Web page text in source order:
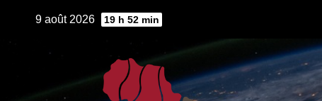
9 août 2026 19 h 52 min